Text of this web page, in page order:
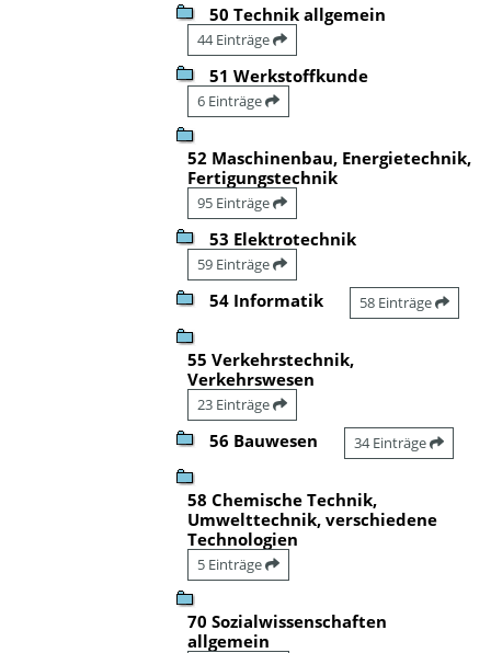
50 Technik allgemein
44 Einträge
51 Werkstoffkunde
6 Einträge
52 Maschinenbau, Energietechnik,
Fertigungstechnik
95 Einträge
53 Elektrotechnik
59 Einträge
54 Informatik 58 Einträge
55 Verkehrstechnik,
Verkehrswesen
23 Einträge
56 Bauwesen 34 Einträge
58 Chemische Technik,
Umwelttechnik, verschiedene
Technologien
5 Einträge
70 Sozialwissenschaften
allgemein